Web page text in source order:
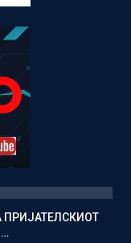
ПРИЈАТЕЛСКИОТ